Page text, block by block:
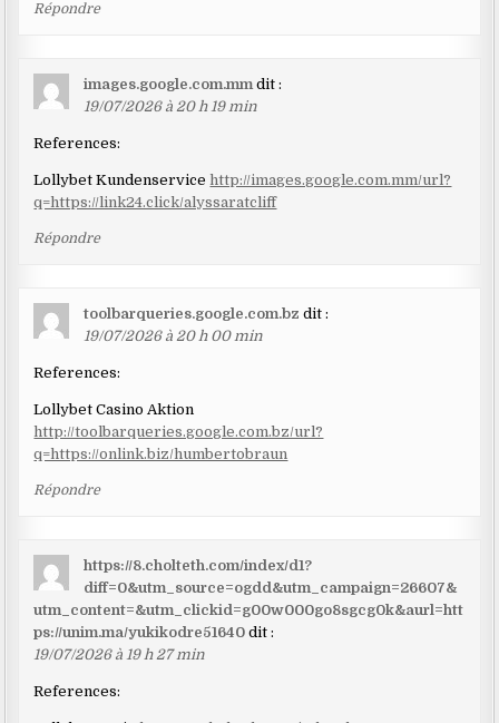
Répondre
images.google.com.mm dit :
19/07/2026 à 20 h 19 min
References:
Lollybet Kundenservice http://images.google.com.mm/url?
q=https://link24.click/alyssaratcliff
Répondre
toolbarqueries.google.com.bz dit :
19/07/2026 à 20 h 00 min
References:
Lollybet Casino Aktion
http://toolbarqueries.google.com.bz/url?
q=https://onlink.biz/humbertobraun
Répondre
https://8.cholteth.com/index/d1?
diff=0&utm_source=ogdd&utm_campaign=26607&
utm_content=&utm_clickid=g00w000go8sgcg0k&aurl=htt
ps://unim.ma/yukikodre51640 dit :
19/07/2026 à 19 h 27 min
References: